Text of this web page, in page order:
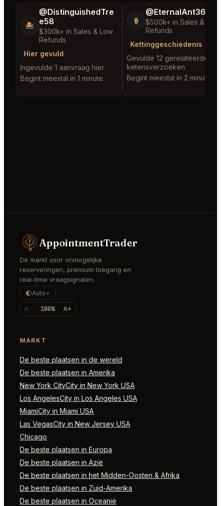
🏝️
@DistinguishedTre
e58
$300k+ in Sales & Low
Refunds
Hier gevuld
Ingevulde 1 aanvraag hier
Begint meestal in 1 minute
🍦
@EternalAnt36
$500k+ in Sales & Low
Refunds
Kettinggeschiedenis
Gevulde 12 gerelateerde
ketensverzoeken
Begint meestal in 2 minutes
AppointmentTrader
De markt voor onmogelijke
reserveringen, premium toegang en
real-time vraagsignalen.
Auto
A- 100% A+
MARKT
De beste plaatsen in de wereld
De beste plaatsen in Amerika
New York CityCity in New York USA
Los AngelesCity in Los Angeles USA
MiamiCity in Miami USA
Las VegasCity in New Jersey USA
Chicago
De beste plaatsen in Europa
De beste plaatsen in Azië
De beste plaatsen in het Midden-Oosten & Afrika
De beste plaatsen in Zuid-Amerika
De beste plaatsen in Oceanië